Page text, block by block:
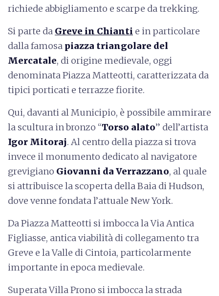
richiede abbigliamento e scarpe da trekking.
Si parte da Greve in Chianti e in particolare
dalla famosa piazza triangolare del
Mercatale, di origine medievale, oggi
denominata Piazza Matteotti, caratterizzata da
tipici porticati e terrazze fiorite.
Qui, davanti al Municipio, è possibile ammirare
la scultura in bronzo “Torso alato” dell’artista
Igor Mitoraj. Al centro della piazza si trova
invece il monumento dedicato al navigatore
grevigiano Giovanni da Verrazzano, al quale
si attribuisce la scoperta della Baia di Hudson,
dove venne fondata l’attuale New York.
Da Piazza Matteotti si imbocca la Via Antica
Figliasse, antica viabilità di collegamento tra
Greve e la Valle di Cintoia, particolarmente
importante in epoca medievale.
Superata Villa Prono si imbocca la strada